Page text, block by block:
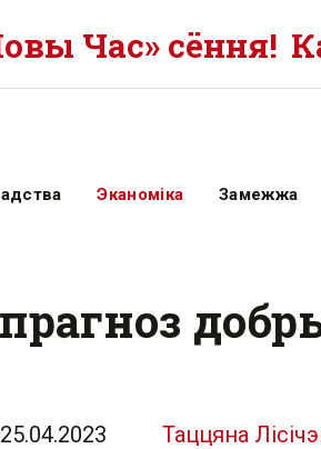
Час» сёння!
Эканоміка Замежжа
25.04.2023 Таццяна